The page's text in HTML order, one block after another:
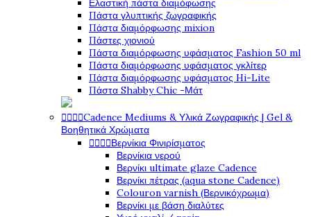
Ελαστική πάστα διαμόφωσης
Πάστα γλυπτικής ζωγραφικής
Πάστα διαμόρφωσης mixion
Πάστες χιονιού
Πάστα διαμόρφωσης υφάσματος Fashion 50 ml
Πάστα διαμόρφωσης υφάσματος γκλίτερ
Πάστα διαμόρφωσης υφάσματος Hi-Lite
Πάστα Shabby Chic -Μάτ
Cadence Mediums & Υλικά Ζωγραφικής | Gel &
Βοηθητικά Χρώματα
Βερνίκια Φινιρίσματος
Βερνίκια νερού
Βερνίκι ultimate glaze Cadence
Βερνίκι πέτρας (aqua stone Cadence)
Colouron varnish (Βερνικόχρωμα)
Βερνίκι με βάση διαλύτες